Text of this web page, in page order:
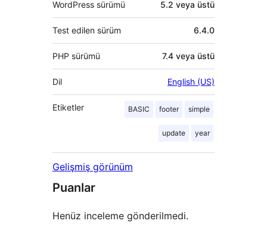
WordPress sürümü 5.2 veya üstü
Test edilen sürüm 6.4.0
PHP sürümü 7.4 veya üstü
Dil English (US)
Etiketler BASIC footer simple
update year
Gelişmiş görünüm
Puanlar
Henüz inceleme gönderilmedi.